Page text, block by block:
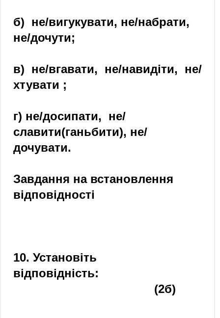
б) не/вигукувати, не/набрати,
не/дочути;
в) не/вгавати, не/навидіти, не/
хтувати ;
г) не/досипати, не/
славити(ганьбити), не/
дочувати.
Завдання на встановлення
відповідності
10. Установіть
відповідність:
(2б)